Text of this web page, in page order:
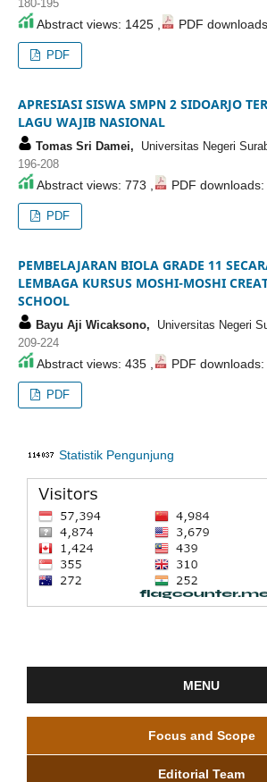
180-195
Abstract views: 1425 , PDF
PDF
APRESIASI SISWA SMPN 2 SIDOARJO
LAGU WAJIB NASIONAL
Tomas Sri Damei, Universitas Negeri
196-208
Abstract views: 773 , PDF downloads:
PDF
PEMBELAJARAN BIOLA GRADE 11
LEMBAGA KURSUS MOSHI-MOSHI
SCHOOL
Bayu Aji Wicaksono, Universitas Negeri
209-224
Abstract views: 435 , PDF downloads:
PDF
Statistik Pengunjung
MENU
Focus and Scope
Editorial Team